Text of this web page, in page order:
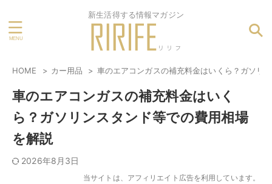
新生活得する情報マガジン
HOME カー用品 車のエアコンガスの補充料金はいくら？ガソリ
車のエアコンガスの補充料金はいく
ら？ガソリンスタンド等での費用相場
を解説
2026年8月3日
当サイトは、アフィリエイト広告を利用しています。